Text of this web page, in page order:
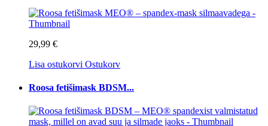
29,99 €
Lisa ostukorvi Ostukorv
Roosa fetišimask BDSM...